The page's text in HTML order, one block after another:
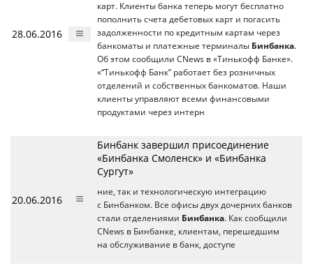
28.06.2016
карт. Клиенты банка теперь могут бесплатно
пополнить счета дебетовых карт и погасить
задолженности по кредитным картам через
банкоматы и платежные терминалы Бинбанка.
Об этом сообщили CNews в «Тинькофф Банке».
«“Тинькофф Банк” работает без розничных
отделений и собственных банкоматов. Наши
клиенты управляют всеми финансовыми
продуктами через интерн
20.06.2016
Бинбанк завершил присоединение
«Бинбанка Смоленск» и «Бинбанка
Сургут»
ние, так и технологическую интеграцию
с Бинбанком. Все офисы двух дочерних банков
стали отделениями Бинбанка. Как сообщили
CNews в Бинбанке, клиентам, перешедшим
на обслуживание в банк, доступе